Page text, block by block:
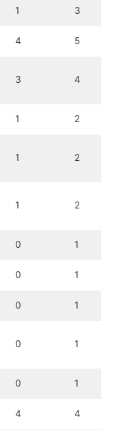
1 3
4 5
3 4
1 2
1 2
1 2
0 1
0 1
0 1
0 1
0 1
4 4